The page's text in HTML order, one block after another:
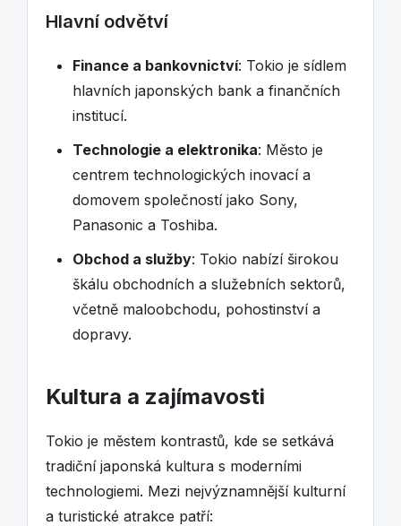
Hlavní odvětví
Finance a bankovnictví: Tokio je sídlem
hlavních japonských bank a finančních
institucí.
Technologie a elektronika: Město je
centrem technologických inovací a
domovem společností jako Sony,
Panasonic a Toshiba.
Obchod a služby: Tokio nabízí širokou
škálu obchodních a služebních sektorů,
včetně maloobchodu, pohostinství a
dopravy.
Kultura a zajímavosti
Tokio je městem kontrastů, kde se setkává
tradiční japonská kultura s moderními
technologiemi. Mezi nejvýznamnější kulturní
a turistické atrakce patří: